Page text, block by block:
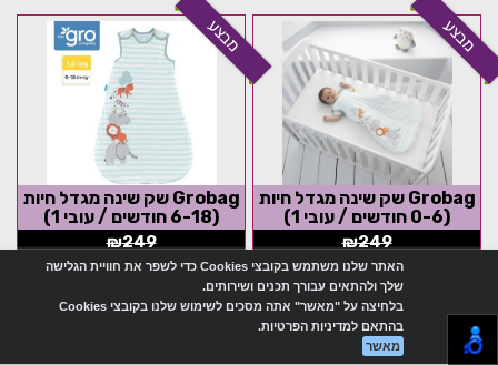
מבצע
Grobag שק שינה מגדל חיות
(0-6 חודשים / עובי 1)
₪249
₪200
מבצע
Grobag שק שינה מגדל חיות
(6-18 חודשים / עובי 1)
₪249
₪200
מבצע
האתר שלנו משתמש בקובצי Cookies כדי לשפר את חוויית הגלישה
שלך ולהתאים עבורך תכנים ושירותים.
בלחיצה על "מאשר" אתה מסכים לשימוש שלנו בקובצי Cookies
בהתאם למדיניות הפרטיות.
מאשר